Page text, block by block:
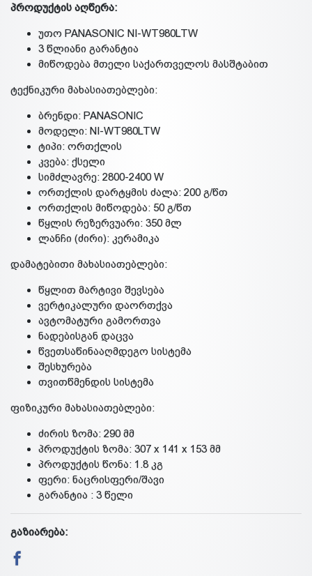
პროდუქტის აღწერა:
უთო PANASONIC NI-WT980LTW
3 წლიანი გარანტია
მიწოდება მთელი საქართველოს მასშტაბით
ტექნიკური მახასიათებლები:
ბრენდი: PANASONIC
მოდელი: NI-WT980LTW
ტიპი: ორთქლის
კვება: ქსელი
სიმძლავრე: 2800-2400 W
ორთქლის დარტყმის ძალა: 200 გ/წთ
ორთქლის მიწოდება: 50 გ/წთ
წყლის რეზერვუარი: 350 მლ
ლანჩი (ძირი): კერამიკა
დამატებითი მახასიათებლები:
წყლით მარტივი შევსება
ვერტიკალური დაორთქვა
ავტომატური გამორთვა
ნადებისგან დაცვა
წვეთსაწინააღმდეგო სისტემა
შესხურება
თვითწმენდის სისტემა
ფიზიკური მახასიათებლები:
ძირის ზომა: 290 მმ
პროდუქტის ზომა: 307 x 141 x 153 მმ
პროდუქტის წონა: 1.8 კგ
ფერი: ნაცრისფერი/შავი
გარანტია : 3 წელი
გაზიარება: